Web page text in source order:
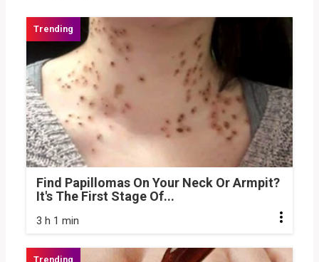
Find Papillomas On Your Neck Or Armpit?
It's The First Stage Of...
3 h 1 min